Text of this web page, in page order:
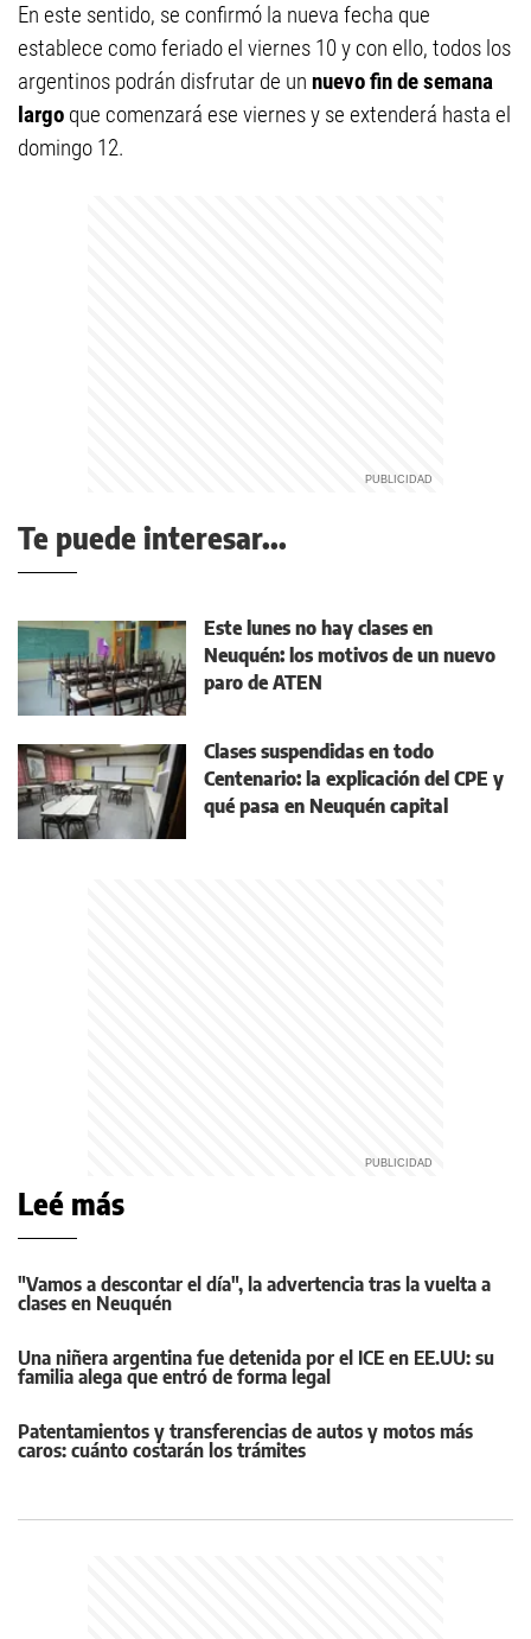
En este sentido, se confirmó la nueva fecha que
establece como feriado el viernes 10 y con ello, todos los
argentinos podrán disfrutar de un nuevo fin de semana
largo que comenzará ese viernes y se extenderá hasta el
domingo 12.
Te puede interesar...
Este lunes no hay clases en
Neuquén: los motivos de un nuevo
paro de ATEN
Clases suspendidas en todo
Centenario: la explicación del CPE y
qué pasa en Neuquén capital
Leé más
"Vamos a descontar el día", la advertencia tras la vuelta a
clases en Neuquén
Una niñera argentina fue detenida por el ICE en EE.UU: su
familia alega que entró de forma legal
Patentamientos y transferencias de autos y motos más
caros: cuánto costarán los trámites